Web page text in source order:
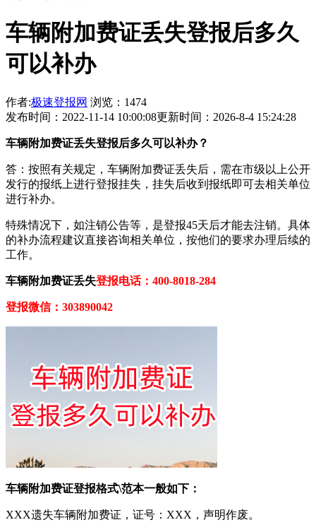
车辆附加费证丢失登报后多久
可以补办
作者:极速登报网 浏览：1474
发布时间：2022-11-14 10:00:08更新时间：2026-8-4 15:24:28
车辆附加费证丢失登报后多久可以补办？
答：按照有关规定，车辆附加费证丢失后，需在市级以上公开
发行的报纸上进行登报挂失，挂失后收到报纸即可去相关单位
进行补办。
特殊情况下，如注销公告等，是登报45天后才能去注销。具体
的补办流程建议直接咨询相关单位，按他们的要求办理后续的
工作。
车辆附加费证丢失登报电话：400-8018-284
登报微信：303890042
车辆附加费证登报格式\范本一般如下：
XXX遗失车辆附加费证，证号：XXX，声明作废。